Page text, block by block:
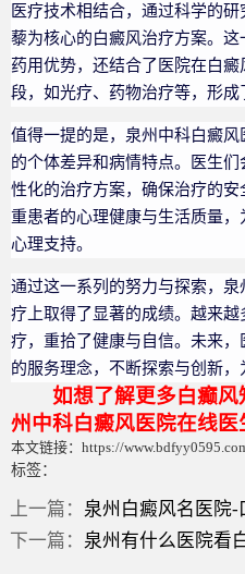
医疗技术相结合，通过科学的
藜为核心的白癜风治疗方案。
药用优势，还结合了医院在白
段，如光疗、药物治疗等，形成
值得一提的是，泉州中科白癜
的个体差异和病情特点。医生
性化的治疗方案，确保治疗的
重患者的心理健康与生活质量
心理支持。
通过这一系列的努力与探索，
疗上取得了显著的成绩。越来
疗，重拾了健康与自信。未来
的服务理念，不断探索与创新，
如想了解更多白癫风
州中科白癜风医院在线医
本文链接：https://
标签：
上一篇： 泉州白癜风名医院-口
下一篇： 泉州有什么医院看白癜风？